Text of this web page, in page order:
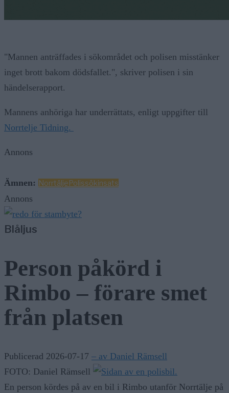
"Mannen anträffades i sökområdet och polisen misstänker
inget brott bakom dödsfallet.", skriver polisen i sin
händelserapport.
Mannens anhöriga har underrättats, enligt uppgifter till
Norrtelje Tidning.
Annons
Ämnen: NorrtäljePolissökinsats
Annons
Blåljus
Person påkörd i
Rimbo – förare smet
från platsen
Publicerad 2026-07-17 – av Daniel Rämsell
FOTO: Daniel Rämsell
En person kördes på av en bil i Rimbo utanför Norrtälje på